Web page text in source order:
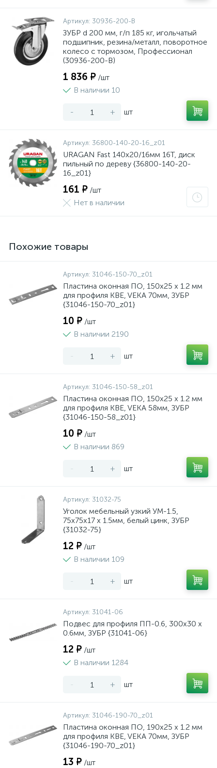
Артикул: 30936-200-B
ЗУБР d 200 мм, г/п 185 кг, игольчатый
подшипник, резина/металл, поворотное
колесо c тормозом, Профессионал
(30936-200-B)
1 836 ₽ /шт
В наличии 10
- + шт
Артикул: 36800-140-20-16_z01
URAGAN Fast 140x20/16мм 16Т, диск
пильный по дереву {36800-140-20-
16_z01}
161 ₽ /шт
Нет в наличии
Похожие товары
Артикул: 31046-150-70_z01
Пластина оконная ПО, 150х25 х 1.2 мм
для профиля KBE, VEKA 70мм, ЗУБР
{31046-150-70_z01}
10 ₽ /шт
В наличии 2190
- + шт
Артикул: 31046-150-58_z01
Пластина оконная ПО, 150х25 х 1.2 мм
для профиля KBE, VEKA 58мм, ЗУБР
{31046-150-58_z01}
10 ₽ /шт
В наличии 869
- + шт
Артикул: 31032-75
Уголок мебельный узкий УМ-1.5,
75х75х17 х 1.5мм, белый цинк, ЗУБР
{31032-75}
12 ₽ /шт
В наличии 109
- + шт
Артикул: 31041-06
Подвес для профиля ПП-0.6, 300x30 х
0.6мм, ЗУБР {31041-06}
12 ₽ /шт
В наличии 1284
- + шт
Артикул: 31046-190-70_z01
Пластина оконная ПО, 190х25 х 1.2 мм
для профиля KBE, VEKA 70мм, ЗУБР
{31046-190-70_z01}
13 ₽ /шт